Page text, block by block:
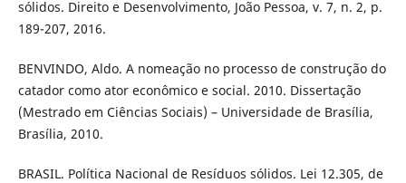
sólidos. Direito e Desenvolvimento, João Pessoa, v. 7, n. 2, p.
189-207, 2016.
BENVINDO, Aldo. A nomeação no processo de construção do
catador como ator econômico e social. 2010. Dissertação
(Mestrado em Ciências Sociais) – Universidade de Brasília,
Brasília, 2010.
BRASIL. Política Nacional de Resíduos sólidos. Lei 12.305, de